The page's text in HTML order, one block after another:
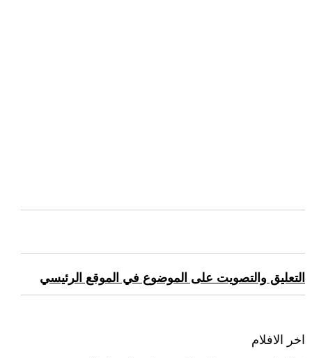
التعليق والتصويت على الموضوع في الموقع الرئيسي
اخر الافلام